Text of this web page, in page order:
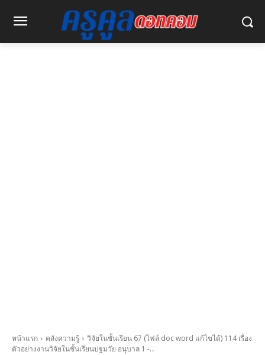
หน้าแรก คลังความรู้
วิจัยในชั้นเรียน 67 (ไฟล์ doc word แก้ไขได้) 114 เรื่อง
ตัวอย่างงานวิจัยในชั้นเรียนปฐมวัย อนุบาล 1 -...